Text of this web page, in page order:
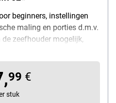
beginners, instellingen
maling en porties d.m.v.
zeefhouder mogelijk,
250 g,
volume koffiedikreservoir:
128 watt, materiaal
mat zwart,
99 €
stuk